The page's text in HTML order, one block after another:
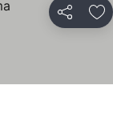
Bagikan